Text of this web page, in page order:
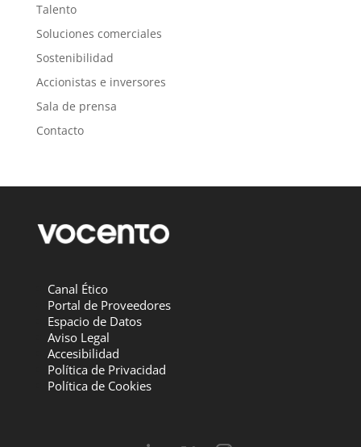
Talento
Soluciones comerciales
Sostenibilidad
Accionistas e inversores
Sala de prensa
Contacto
Canal Ético
Portal de Proveedores
Espacio de Datos
Aviso Legal
Accesibilidad
Política de Privacidad
Política de Cookies